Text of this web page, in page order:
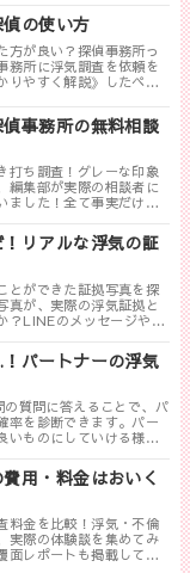
務所を厳選しました。
の使い方
方が良い？探偵事務所っ
務所に浮気調査を依頼を
りやすく解説》したペー
偵事務所の無料相談
打ち調査！グレーな印象
編集部が実際の相談者に
ました！全て事実だけ書
リアルな浮気の証
とができた証拠写真を探
真が、実際の浮気証拠と
？LINEのメッセージやり
パートナーの浮気
質問に答えることで、パ
率を診断できます。パー
いものにしていける様に
用・料金はおいく
料金を比較！浮気・不倫
実際の体験談を集めてみ
面レポートも掲載してい